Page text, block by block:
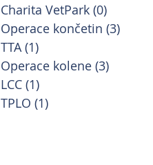
Charita VetPark (0)
Operace končetin (3)
TTA (1)
Operace kolene (3)
LCC (1)
TPLO (1)